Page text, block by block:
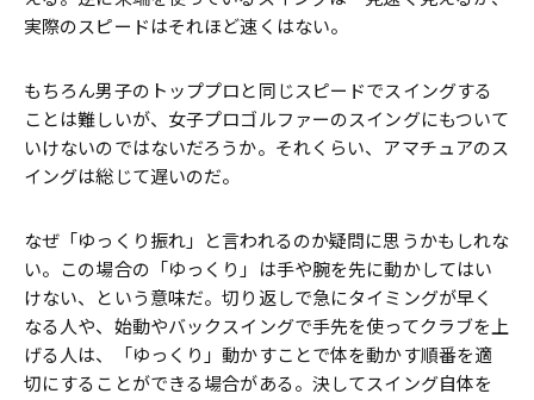
実際のスピードはそれほど速くはない。
もちろん男子のトッププロと同じスピードでスイングする
ことは難しいが、女子プロゴルファーのスイングにもついて
いけないのではないだろうか。それくらい、アマチュアのス
イングは総じて遅いのだ。
なぜ「ゆっくり振れ」と言われるのか疑問に思うかもしれな
い。この場合の「ゆっくり」は手や腕を先に動かしてはい
けない、という意味だ。切り返しで急にタイミングが早く
なる人や、始動やバックスイングで手先を使ってクラブを上
げる人は、「ゆっくり」動かすことで体を動かす順番を適
切にすることができる場合がある。決してスイング自体を